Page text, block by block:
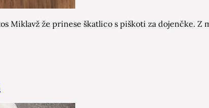
Miklavž že prinese škatlico s piškoti za dojenčke.